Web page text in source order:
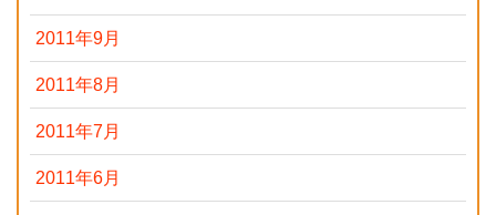
2011年9月
2011年8月
2011年7月
2011年6月